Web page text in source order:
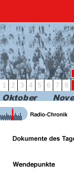
1 2 3 4 5 6 7 8